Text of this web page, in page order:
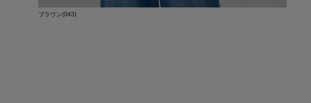
ブラウン(043)